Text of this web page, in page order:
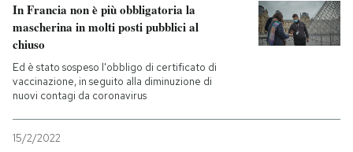
In Francia non è più obbligatoria la
mascherina in molti posti pubblici al
chiuso
Ed è stato sospeso l'obbligo di certificato di
vaccinazione, in seguito alla diminuzione di
nuovi contagi da coronavirus
15/2/2022